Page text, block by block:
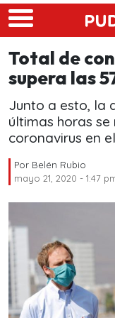
Skip to main content
Total de
supera las
Junto a esto, la
últimas horas
coronavirus en
Por Belén Rubio
mayo 21, 2020 - 1:47